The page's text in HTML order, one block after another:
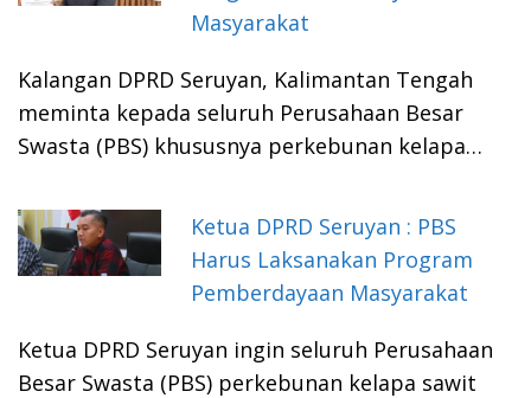
Masyarakat
Kalangan DPRD Seruyan, Kalimantan Tengah
meminta kepada seluruh Perusahaan Besar
Swasta (PBS) khususnya perkebunan kelapa…
Ketua DPRD Seruyan : PBS
Harus Laksanakan Program
Pemberdayaan Masyarakat
Ketua DPRD Seruyan ingin seluruh Perusahaan
Besar Swasta (PBS) perkebunan kelapa sawit